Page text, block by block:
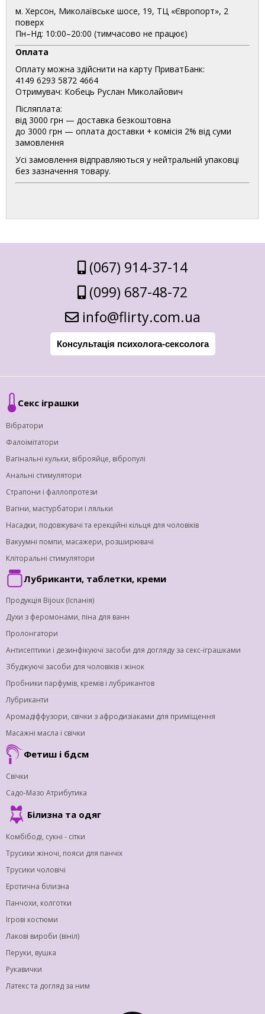
м. Херсон, Миколаївське шосе, 19, ТЦ «Європорт», 2
поверх
Пн–Нд: 10:00–20:00 (тимчасово не працює)
Оплата
Оплату можна здійснити на карту ПриватБанк:
4149 6293 5872 4664
Отримувач: Кобець Руслан Миколайович
Післяплата:
від 3000 грн — доставка безкоштовна
до 3000 грн — оплата доставки + комісія 2% від суми
замовлення
Усі замовлення відправляються у нейтральній упаковці
без зазначення товару.
(067) 914-37-14
(099) 687-48-72
info@flirty.com.ua
Консультація психолога-сексолога
Секс іграшки
Вібратори
Фалоімітатори
Вагінальні кульки, віброяйце, вібропулі
Анальні стимулятори
Страпони і фаллопротези
Вагіни, мастурбатори і ляльки
Насадки, подовжувачі та ерекційні кільця для чоловіків
Вакуумні помпи, масажери, розширювачі
Кліторальні стимулятори
Лубриканти, таблетки, креми
Продукція Bijoux (Іспанія)
Духи з феромонами, піна для ванн
Пролонгатори
Антисептики і дезинфікуючі засоби для догляду за секс-іграшками
Збуджуючі засоби для чоловіків і жінок
Пробники парфумів, кремів і лубрикантов
Лубриканти
Аромадіффузори, свічки з афродизіаками для приміщення
Масажні масла і свічки
Фетиш і бдсм
Свічки
Садо-Мазо Атрибутика
Білизна та одяг
Комбібоді, сукні - сітки
Трусики жіночі, пояси для панчіх
Трусики чоловічі
Еротична білизна
Панчохи, колготки
Ігрові костюми
Лакові вироби (вініл)
Перуки, вушка
Рукавички
Латекс та догляд за ним